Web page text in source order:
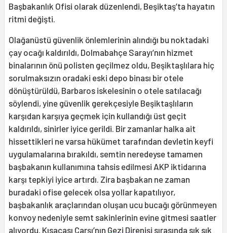
Başbakanlık Ofisi olarak düzenlendi, Beşiktaş’ta hayatın
ritmi değişti.
Olağanüstü güvenlik önlemlerinin alındığı bu noktadaki
çay ocağı kaldırıldı, Dolmabahçe Sarayı’nın hizmet
binalarının önü polisten geçilmez oldu, Beşiktaşlılara hiç
sorulmaksızın oradaki eski depo binası bir otele
dönüştürüldü, Barbaros iskelesinin o otele satılacağı
söylendi, yine güvenlik gerekçesiyle Beşiktaşlıların
karşıdan karşıya geçmek için kullandığı üst geçit
kaldırıldı, sinirler iyice gerildi. Bir zamanlar halka ait
hissettikleri ne varsa hükümet tarafından devletin keyfi
uygulamalarına bırakıldı, semtin neredeyse tamamen
başbakanın kullanımına tahsis edilmesi AKP iktidarına
karşı tepkiyi iyice artırdı. Zira başbakan ne zaman
buradaki ofise gelecek olsa yollar kapatılıyor,
başbakanlık araçlarından oluşan ucu bucağı görünmeyen
konvoy nedeniyle semt sakinlerinin evine gitmesi saatler
alıyordu. Kısacası Çarşı’nın Gezi Direnişi sırasında sık sık